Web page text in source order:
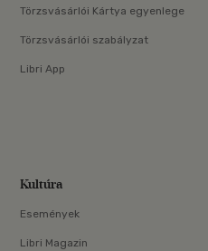
Törzsvásárlói Kártya egyenlege
Törzsvásárlói szabályzat
Libri App
Kultúra
Események
Libri Magazin